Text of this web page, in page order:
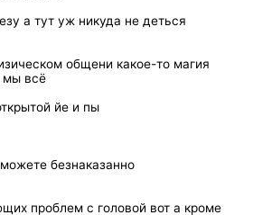
а тут уж никуда не деться
общени какое-то магия
мы всё
йе и пы
безнаказанно
проблем с головой вот а кроме